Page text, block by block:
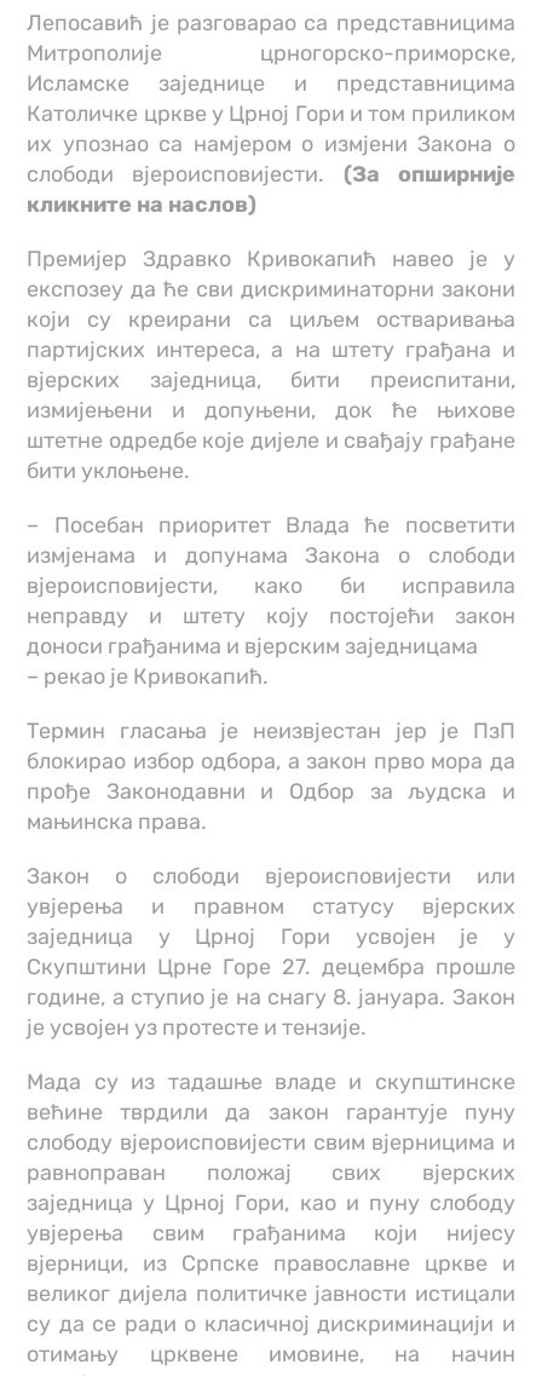
Лепосавић је разговарао са представницима
Митрополије црногорско-приморске,
Исламске заједнице и представницима
Католичке цркве у Црној Гори и том приликом
их упознао са намјером о измјени Закона о
слободи вјероисповијести. (За опширније
кликните на наслов)
Премијер Здравко Кривокапић навео је у
експозеу да ће сви дискриминаторни закони
који су креирани са циљем остваривања
партијских интереса, а на штету грађана и
вјерских заједница, бити преиспитани,
измијењени и допуњени, док ће њихове
штетне одредбе које дијеле и свађају грађане
бити уклоњене.
– Посебан приоритет Влада ће посветити
измјенама и допунама Закона о слободи
вјероисповијести, како би исправила
неправду и штету коју постојећи закон
доноси грађанима и вјерским заједницама
– рекао је Кривокапић.
Термин гласања је неизвјестан јер је ПзП
блокирао избор одбора, а закон прво мора да
прође Законодавни и Одбор за људска и
мањинска права.
Закон о слободи вјероисповијести или
увјерења и правном статусу вјерских
заједница у Црној Гори усвојен је у
Скупштини Црне Горе 27. децембра прошле
године, а ступио је на снагу 8. јануара. Закон
је усвојен уз протесте и тензије.
Мада су из тадашње владе и скупштинске
већине тврдили да закон гарантује пуну
слободу вјероисповијести свим вјерницима и
равноправан положај свих вјерских
заједница у Црној Гори, као и пуну слободу
увјерења свим грађанима који нијесу
вјерници, из Српске православне цркве и
великог дијела политичке јавности истицали
су да се ради о класичној дискриминацији и
отимању црквене имовине, на начин